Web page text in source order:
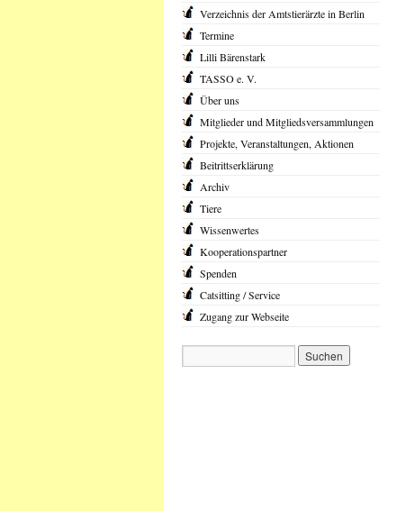
Verzeichnis der Amtstierärzte in Berlin
Termine
Lilli Bärenstark
TASSO e. V.
Über uns
Mitglieder und Mitgliedsversammlungen
Projekte, Veranstaltungen, Aktionen
Beitrittserklärung
Archiv
Tiere
Wissenwertes
Kooperationspartner
Spenden
Catsitting / Service
Zugang zur Webseite